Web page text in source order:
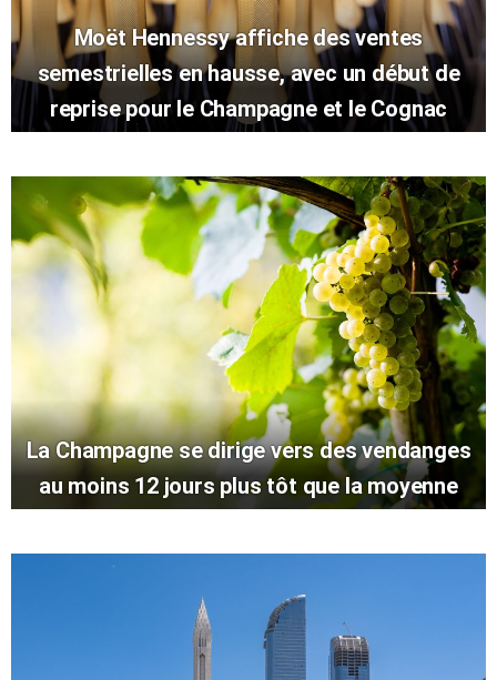
Moët Hennessy affiche des ventes
semestrielles en hausse, avec un début de
reprise pour le Champagne et le Cognac
La Champagne se dirige vers des vendanges
au moins 12 jours plus tôt que la moyenne